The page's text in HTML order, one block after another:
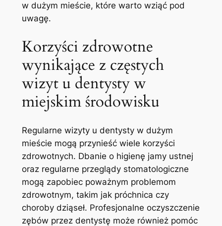
w dużym mieście, które‌ warto wziąć⁤ pod
uwagę.
Korzyści zdrowotne
wynikające z częstych
wizyt u ⁣dentysty w
miejskim środowisku
Regularne wizyty u dentysty⁢ w dużym
mieście ‍mogą ‌przynieść wiele korzyści
zdrowotnych. Dbanie o higienę ⁢jamy ustnej
oraz regularne‌ przeglądy stomatologiczne⁢
mogą⁤ zapobiec poważnym problemom
zdrowotnym, takim jak próchnica czy
choroby dziąseł. Profesjonalne‌ oczyszczenie
zębów przez dentystę może również pomóc